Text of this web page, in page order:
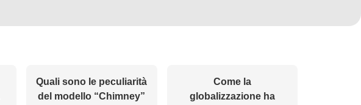
Quali sono le peculiarità
del modello “Chimney”
Come la
globalizzazione ha